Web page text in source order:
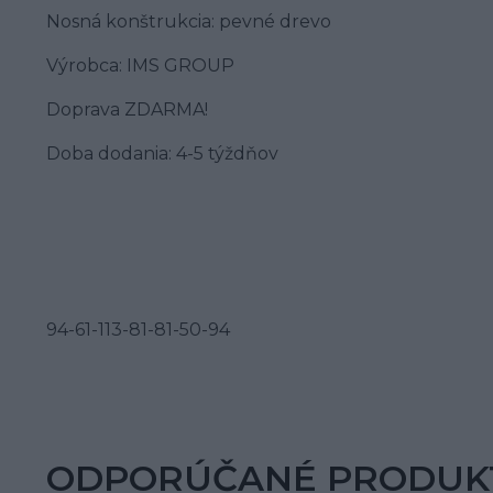
Nosná konštrukcia: pevné drevo
Výrobca: IMS GROUP
Doprava ZDARMA!
Doba dodania: 4-5 týždňov
94-61-113-81-81-50-94
ODPORÚČANÉ